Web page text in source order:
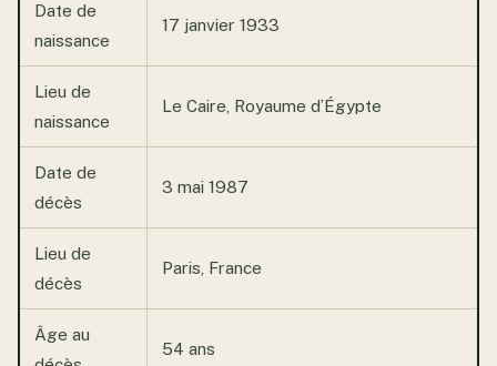
Date de
naissance
17 janvier 1933
Lieu de
naissance
Le Caire, Royaume d’Égypte
Date de
décès
3 mai 1987
Lieu de
décès
Paris, France
Âge au
54 ans